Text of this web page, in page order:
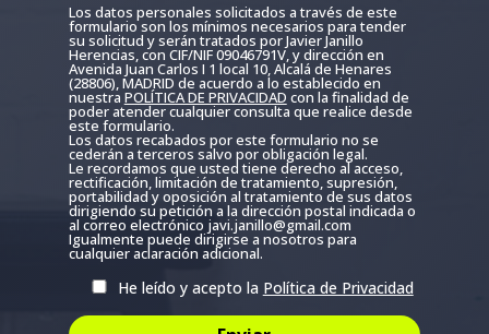
Los datos personales solicitados a través de este
formulario son los mínimos necesarios para tender
su solicitud y serán tratados por Javier Janillo
Herencias, con CIF/NIF 09046791V, y dirección en
Avenida Juan Carlos I 1 local 10, Alcalá de Henares
(28806), MADRID de acuerdo a lo establecido en
nuestra POLÍTICA DE PRIVACIDAD con la finalidad de
poder atender cualquier consulta que realice desde
este formulario.
Los datos recabados por este formulario no se
cederán a terceros salvo por obligación legal.
Le recordamos que usted tiene derecho al acceso,
rectificación, limitación de tratamiento, supresión,
portabilidad y oposición al tratamiento de sus datos
dirigiendo su petición a la dirección postal indicada o
al correo electrónico javi.janillo@gmail.com
Igualmente puede dirigirse a nosotros para
cualquier aclaración adicional.
He leído y acepto la Política de Privacidad